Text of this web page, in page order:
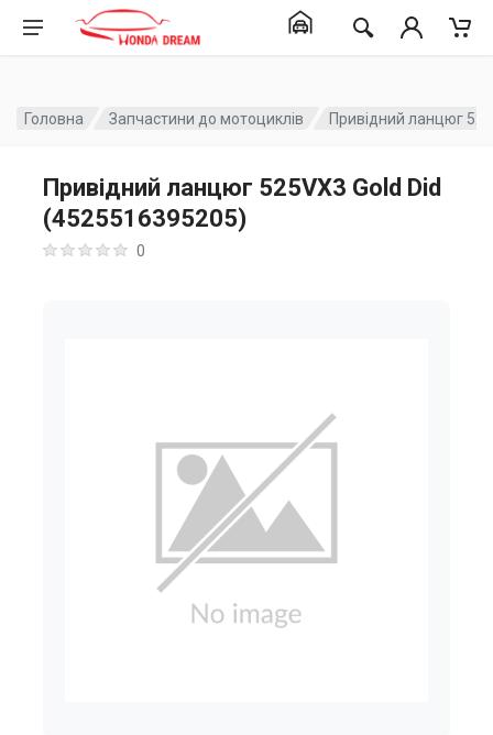
Головна Запчастини до мотоциклів Привідний ланцюг
Привідний ланцюг 525VX3 Gold Did
(4525516395205)
0